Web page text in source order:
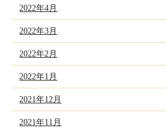
2022年4月
2022年3月
2022年2月
2022年1月
2021年12月
2021年11月